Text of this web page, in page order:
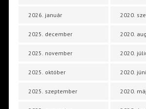
2026. január
2025. december
2025. november
2025. október
2025. szeptember
2020.
2020.
2020.
2020.
2020.